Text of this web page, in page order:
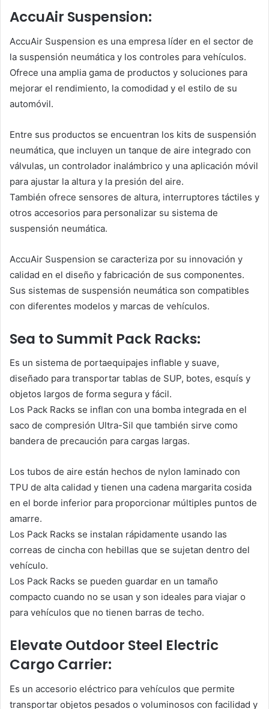
AccuAir Suspension:
AccuAir Suspension es una empresa líder en el sector de
la suspensión neumática y los controles para vehículos.
Ofrece una amplia gama de productos y soluciones para
mejorar el rendimiento, la comodidad y el estilo de su
automóvil.
Entre sus productos se encuentran los kits de suspensión
neumática, que incluyen un tanque de aire integrado con
válvulas, un controlador inalámbrico y una aplicación móvil
para ajustar la altura y la presión del aire.
También ofrece sensores de altura, interruptores táctiles y
otros accesorios para personalizar su sistema de
suspensión neumática.
AccuAir Suspension se caracteriza por su innovación y
calidad en el diseño y fabricación de sus componentes.
Sus sistemas de suspensión neumática son compatibles
con diferentes modelos y marcas de vehículos.
Sea to Summit Pack Racks:
Es un sistema de portaequipajes inflable y suave,
diseñado para transportar tablas de SUP, botes, esquís y
objetos largos de forma segura y fácil.
Los Pack Racks se inflan con una bomba integrada en el
saco de compresión Ultra-Sil que también sirve como
bandera de precaución para cargas largas.
Los tubos de aire están hechos de nylon laminado con
TPU de alta calidad y tienen una cadena margarita cosida
en el borde inferior para proporcionar múltiples puntos de
amarre.
Los Pack Racks se instalan rápidamente usando las
correas de cincha con hebillas que se sujetan dentro del
vehículo.
Los Pack Racks se pueden guardar en un tamaño
compacto cuando no se usan y son ideales para viajar o
para vehículos que no tienen barras de techo.
Elevate Outdoor Steel Electric
Cargo Carrier:
Es un accesorio eléctrico para vehículos que permite
transportar objetos pesados o voluminosos con facilidad y